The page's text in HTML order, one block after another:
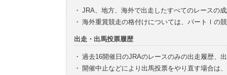
・ JRA、地方、海外で出走したすべてのレースの
・ 海外重賞競走の格付けについては、パートⅠの
出走・出馬投票履歴
・ 過去16開催日のJRAのレースのみの出走履歴、
・ 開催中止などにより出馬投票をやり直す場合は